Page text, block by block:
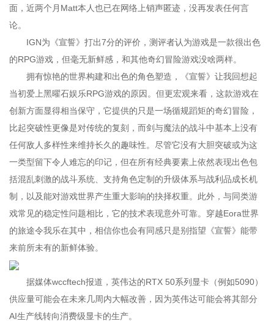
面，近两个月Matt本人也已在网络上销声匿迹，没再发表任何言
论。
IGN为《宣誓》打出7分的评价，测评者认为游戏是一款很出色
的RPG游戏，但毫无新鲜感，和其他奇幻冒险游戏没啥两样。
拥有惊艳的世界构建和出色的角色塑造，《宣誓》让我回想起
当初爱上黑曜石娱乐RPG游戏的原因。但更宏观来看，这款游戏在
创新方面显得相当保守，它提供的只是一场循规蹈矩的奇幻冒险，
比起突破性更像是对传统的复刻，而剑与魔法的战斗中基本上没有
任何敌人多样性来维持长久的趣味性。尽管它没有大胆突破或为这
一类型留下令人难忘的印记，但在所有经典要素上依然表现出色包
括混乱刺激的战斗系统、支持角色定制的升级体系与战利品成长机
制，以及能对游戏世界产生重大影响的抉择权重。此外，与同类游
戏常见的稳定性问题相比，它的技术表现意外可靠。穿越Eora世界
的旅途令我乐在其中，相信你也会有同感只是别指望《宣誓》能带
来前所未有的新鲜体验。
据媒体wccftech报道，英伟达的RTX 50系列显卡（例如5090）
供应量可能会在未来几周内大幅改善，因为英伟达可能会将其部分
AI生产线转向消费级显卡的生产。